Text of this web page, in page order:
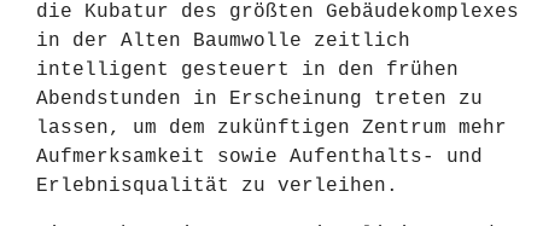
die Kubatur des größten Gebäudekomplexes
in der Alten Baumwolle zeitlich
intelligent gesteuert in den frühen
Abendstunden in Erscheinung treten zu
lassen, um dem zukünftigen Zentrum mehr
Aufmerksamkeit sowie Aufenthalts- und
Erlebnisqualität zu verleihen.